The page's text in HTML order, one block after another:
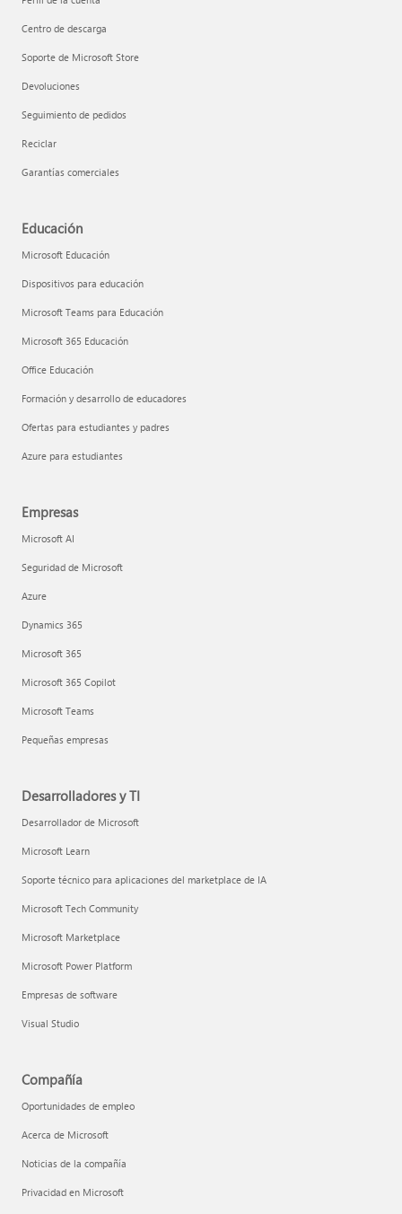
Centro de descarga
Soporte de Microsoft Store
Devoluciones
Seguimiento de pedidos
Reciclar
Garantías comerciales
Educación
Microsoft Educación
Dispositivos para educación
Microsoft Teams para Educación
Microsoft 365 Educación
Office Educación
Formación y desarrollo de educadores
Ofertas para estudiantes y padres
Azure para estudiantes
Empresas
Microsoft AI
Seguridad de Microsoft
Azure
Dynamics 365
Microsoft 365
Microsoft 365 Copilot
Microsoft Teams
Pequeñas empresas
Desarrolladores y TI
Desarrollador de Microsoft
Microsoft Learn
Soporte técnico para aplicaciones del marketplace de IA
Microsoft Tech Community
Microsoft Marketplace
Microsoft Power Platform
Empresas de software
Visual Studio
Compañía
Oportunidades de empleo
Acerca de Microsoft
Noticias de la compañía
Privacidad en Microsoft